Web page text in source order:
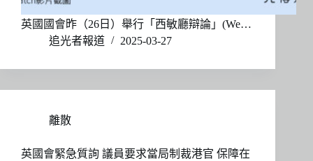
英國國會昨（26日）舉行「西敏廳辯論」(We…
追光者報道
2025-03-27
離散
英國會緊急質詢 議員要求當局制裁港官 保障在